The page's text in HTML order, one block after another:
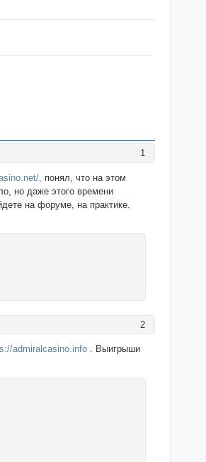
1
, понял, что на этом
но даже этого времени
на форуме, на практике.
2
admiralcasino.info . Выигрыши